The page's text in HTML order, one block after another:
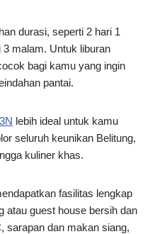
durasi, seperti 2 hari 1
malam. Untuk liburan
bagi kamu yang ingin
pantai.
lebih ideal untuk kamu
seluruh keunikan Belitung,
kuliner khas.
fasilitas lengkap
atau guest house bersih dan
sarapan dan makan siang,